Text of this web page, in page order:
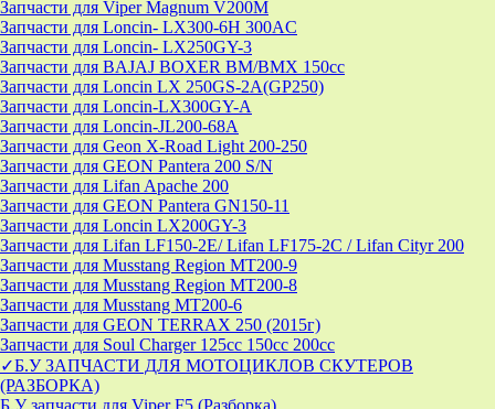
Запчасти для Viper Magnum V200M
Запчасти для Loncin- LX300-6H 300AC
Запчасти для Loncin- LX250GY-3
Запчасти для BAJAJ BOXER BM/ВМX 150cc
Запчасти для Loncin LX 250GS-2A(GP250)
Запчасти для Loncin-LX300GY-A
Запчасти для Loncin-JL200-68A
Запчасти для Geon X-Road Light 200-250
Запчасти для GEON Pantera 200 S/N
Запчасти для Lifan Apache 200
Запчасти для GEON Pantera GN150-11
Запчасти для Loncin LX200GY-3
Запчасти для Lifan LF150-2E/ Lifan LF175-2C / Lifan Cityr 200
Запчасти для Musstang Region MT200-9
Запчасти для Musstang Region MT200-8
Запчасти для Musstang MT200-6
Запчасти для GEON TERRAX 250 (2015г)
Запчасти для Soul Charger 125сс 150cc 200сс
✓Б.У ЗАПЧАСТИ ДЛЯ МОТОЦИКЛОВ СКУТЕРОВ
(РАЗБОРКА)